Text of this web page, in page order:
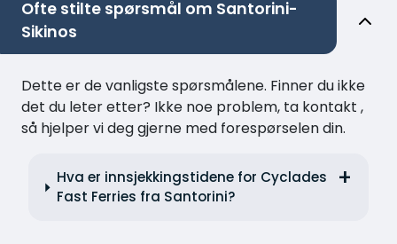
Ofte stilte spørsmål om Santorini-
Sikinos
Dette er de vanligste spørsmålene. Finner du ikke
det du leter etter? Ikke noe problem, ta kontakt ,
så hjelper vi deg gjerne med forespørselen din.
Hva er innsjekkingstidene for Cyclades
Fast Ferries fra Santorini?